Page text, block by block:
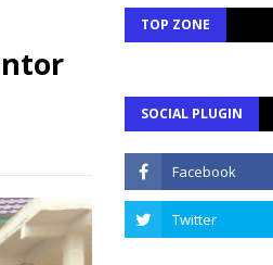
TOP ZONE
SOCIAL PLUGIN